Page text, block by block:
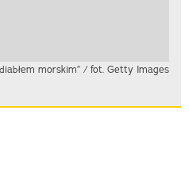
morskim” / fot. Getty Images